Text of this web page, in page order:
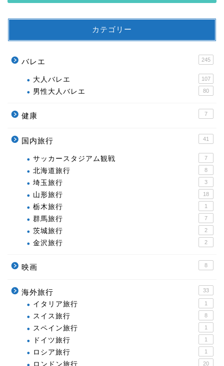
カテゴリー
バレエ 245
大人バレエ 107
男性大人バレエ 80
健康 7
国内旅行 41
サッカースタジアム観戦 7
北海道旅行 8
埼玉旅行 3
山形旅行 18
栃木旅行 1
群馬旅行 7
茨城旅行 2
金沢旅行 2
映画 8
海外旅行 33
イタリア旅行 1
スイス旅行 8
スペイン旅行 1
ドイツ旅行 1
ロシア旅行 1
ロンドン旅行 20